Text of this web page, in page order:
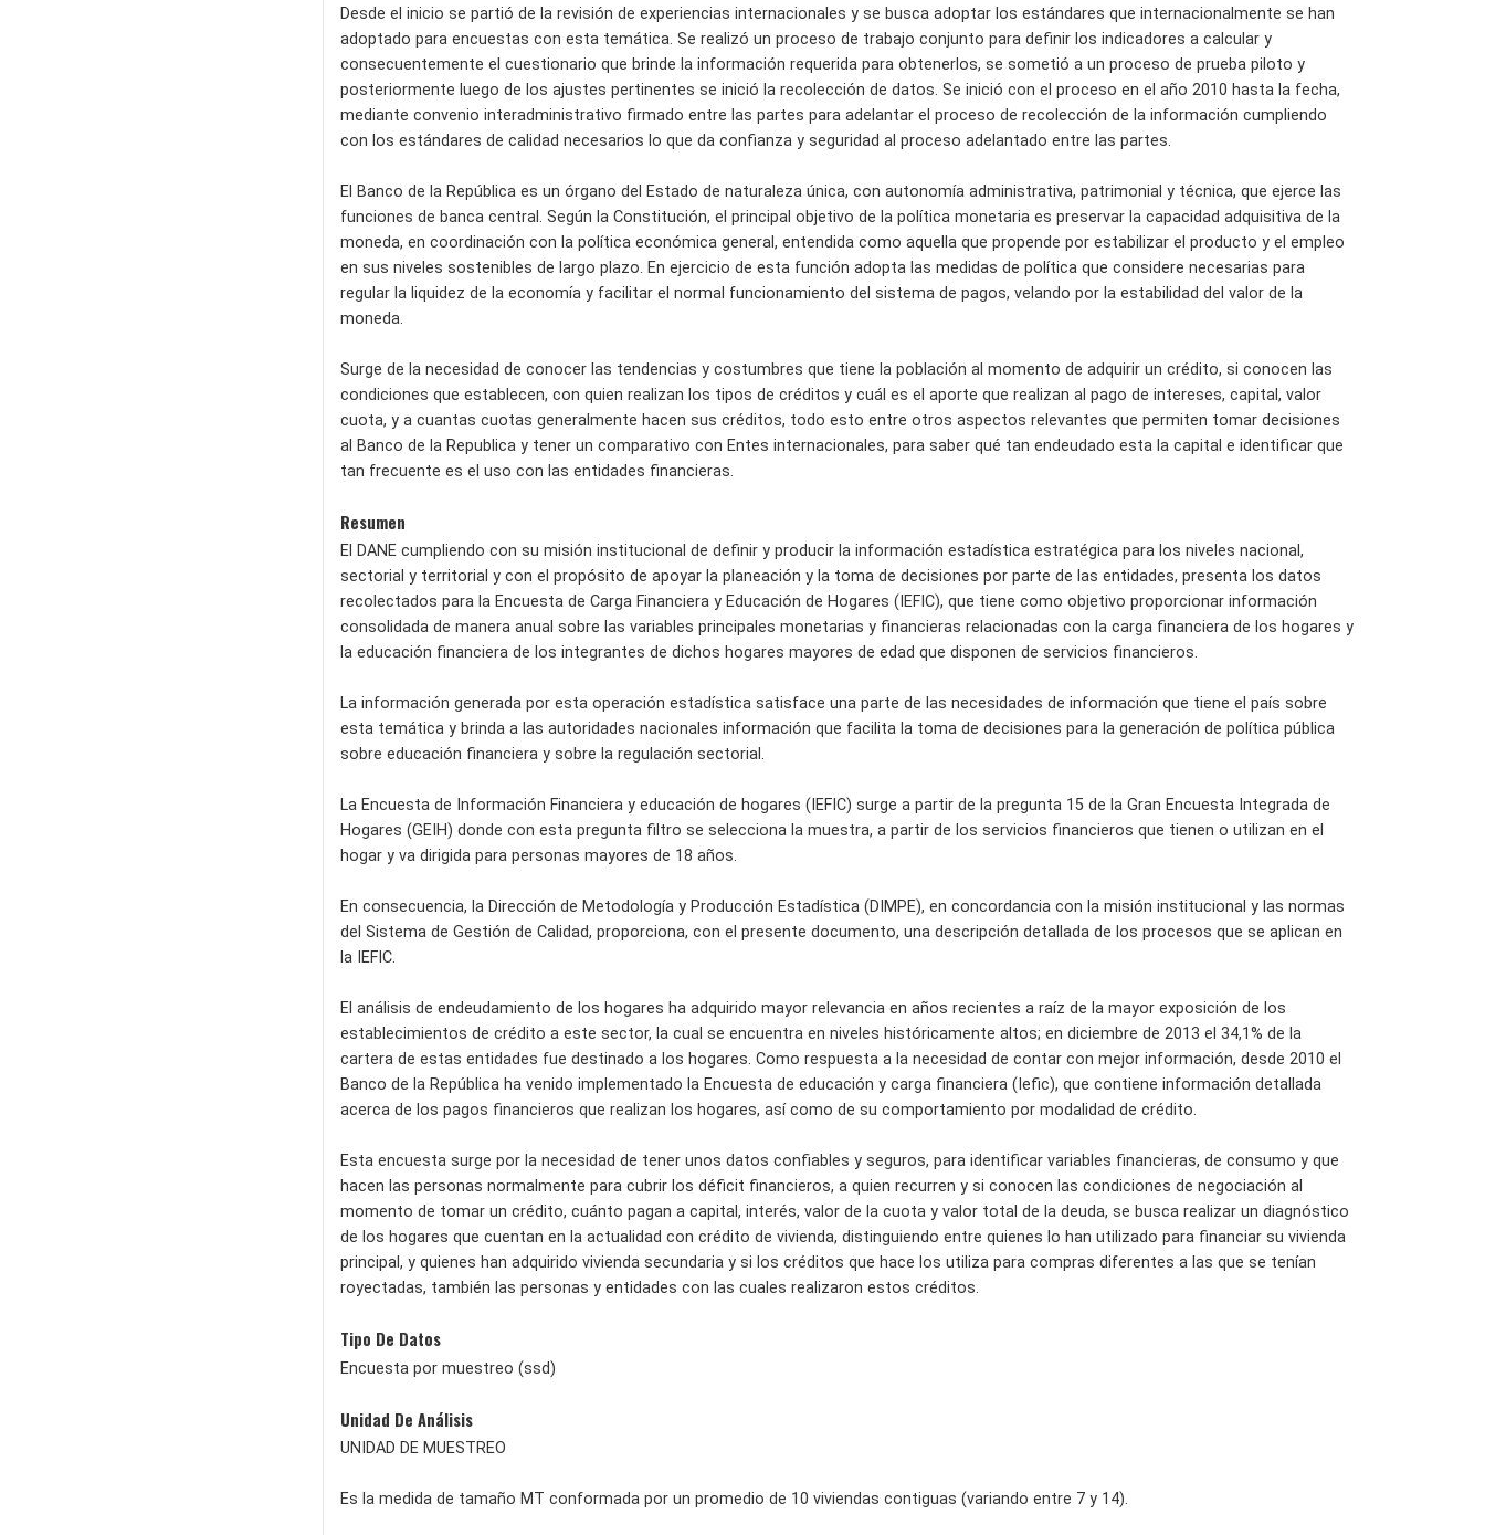
Desde el inicio se partió de la revisión de experiencias internacionales y se busca adoptar los estándares que internacionalmente se han
adoptado para encuestas con esta temática. Se realizó un proceso de trabajo conjunto para definir los indicadores a calcular y
consecuentemente el cuestionario que brinde la información requerida para obtenerlos, se sometió a un proceso de prueba piloto y
posteriormente luego de los ajustes pertinentes se inició la recolección de datos. Se inició con el proceso en el año 2010 hasta la fecha,
mediante convenio interadministrativo firmado entre las partes para adelantar el proceso de recolección de la información cumpliendo
con los estándares de calidad necesarios lo que da confianza y seguridad al proceso adelantado entre las partes.
El Banco de la República es un órgano del Estado de naturaleza única, con autonomía administrativa, patrimonial y técnica, que ejerce las
funciones de banca central. Según la Constitución, el principal objetivo de la política monetaria es preservar la capacidad adquisitiva de la
moneda, en coordinación con la política económica general, entendida como aquella que propende por estabilizar el producto y el empleo
en sus niveles sostenibles de largo plazo. En ejercicio de esta función adopta las medidas de política que considere necesarias para
regular la liquidez de la economía y facilitar el normal funcionamiento del sistema de pagos, velando por la estabilidad del valor de la
moneda.
Surge de la necesidad de conocer las tendencias y costumbres que tiene la población al momento de adquirir un crédito, si conocen las
condiciones que establecen, con quien realizan los tipos de créditos y cuál es el aporte que realizan al pago de intereses, capital, valor
cuota, y a cuantas cuotas generalmente hacen sus créditos, todo esto entre otros aspectos relevantes que permiten tomar decisiones
al Banco de la Republica y tener un comparativo con Entes internacionales, para saber qué tan endeudado esta la capital e identificar que
tan frecuente es el uso con las entidades financieras.
Resumen
El DANE cumpliendo con su misión institucional de definir y producir la información estadística estratégica para los niveles nacional,
sectorial y territorial y con el propósito de apoyar la planeación y la toma de decisiones por parte de las entidades, presenta los datos
recolectados para la Encuesta de Carga Financiera y Educación de Hogares (IEFIC), que tiene como objetivo proporcionar información
consolidada de manera anual sobre las variables principales monetarias y financieras relacionadas con la carga financiera de los hogares y
la educación financiera de los integrantes de dichos hogares mayores de edad que disponen de servicios financieros.
La información generada por esta operación estadística satisface una parte de las necesidades de información que tiene el país sobre
esta temática y brinda a las autoridades nacionales información que facilita la toma de decisiones para la generación de política pública
sobre educación financiera y sobre la regulación sectorial.
La Encuesta de Información Financiera y educación de hogares (IEFIC) surge a partir de la pregunta 15 de la Gran Encuesta Integrada de
Hogares (GEIH) donde con esta pregunta filtro se selecciona la muestra, a partir de los servicios financieros que tienen o utilizan en el
hogar y va dirigida para personas mayores de 18 años.
En consecuencia, la Dirección de Metodología y Producción Estadística (DIMPE), en concordancia con la misión institucional y las normas
del Sistema de Gestión de Calidad, proporciona, con el presente documento, una descripción detallada de los procesos que se aplican en
la IEFIC.
El análisis de endeudamiento de los hogares ha adquirido mayor relevancia en años recientes a raíz de la mayor exposición de los
establecimientos de crédito a este sector, la cual se encuentra en niveles históricamente altos; en diciembre de 2013 el 34,1% de la
cartera de estas entidades fue destinado a los hogares. Como respuesta a la necesidad de contar con mejor información, desde 2010 el
Banco de la República ha venido implementado la Encuesta de educación y carga financiera (Iefic), que contiene información detallada
acerca de los pagos financieros que realizan los hogares, así como de su comportamiento por modalidad de crédito.
Esta encuesta surge por la necesidad de tener unos datos confiables y seguros, para identificar variables financieras, de consumo y que
hacen las personas normalmente para cubrir los déficit financieros, a quien recurren y si conocen las condiciones de negociación al
momento de tomar un crédito, cuánto pagan a capital, interés, valor de la cuota y valor total de la deuda, se busca realizar un diagnóstico
de los hogares que cuentan en la actualidad con crédito de vivienda, distinguiendo entre quienes lo han utilizado para financiar su vivienda
principal, y quienes han adquirido vivienda secundaria y si los créditos que hace los utiliza para compras diferentes a las que se tenían
royectadas, también las personas y entidades con las cuales realizaron estos créditos.
Tipo De Datos
Encuesta por muestreo (ssd)
Unidad De Análisis
UNIDAD DE MUESTREO
Es la medida de tamaño MT conformada por un promedio de 10 viviendas contiguas (variando entre 7 y 14).